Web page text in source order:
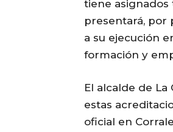
tiene asignados
presentará, por
a su ejecución
formación y
El alcalde de
estas
oficial en